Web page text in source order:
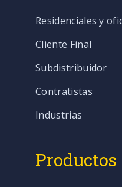
Residenciales y
Cliente Final
Subdistribuidor
Contratistas
Industrias
Productos